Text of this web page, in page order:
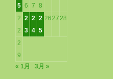
5 6 7 8
2
2
2
3
2
4
2
5
262728
2
9
« 1月
3月 »